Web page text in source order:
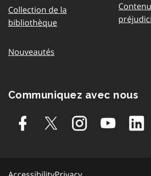
Collection de la
bibliothèque
Nouveautés
Communiquez avec nous